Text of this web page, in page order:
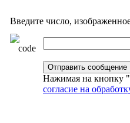
Введите число,
Нажимая на кнопку
согласие на